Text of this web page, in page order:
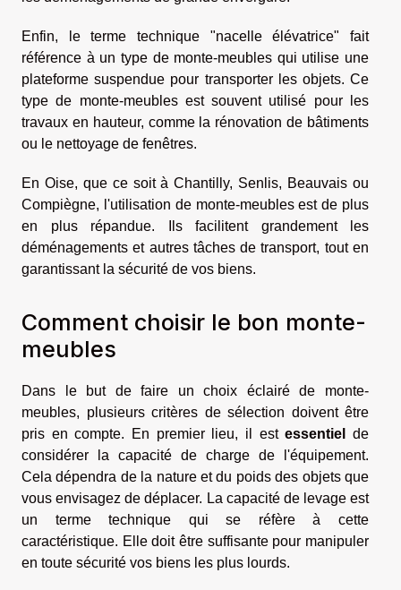
Enfin, le terme technique "nacelle élévatrice" fait
référence à un type de monte-meubles qui utilise une
plateforme suspendue pour transporter les objets. Ce
type de monte-meubles est souvent utilisé pour les
travaux en hauteur, comme la rénovation de bâtiments
ou le nettoyage de fenêtres.
En Oise, que ce soit à Chantilly, Senlis, Beauvais ou
Compiègne, l'utilisation de monte-meubles est de plus
en plus répandue. Ils facilitent grandement les
déménagements et autres tâches de transport, tout en
garantissant la sécurité de vos biens.
Comment choisir le bon monte-
meubles
Dans le but de faire un choix éclairé de monte-
meubles, plusieurs critères de sélection doivent être
pris en compte. En premier lieu, il estessentiel
de
considérer la capacité de charge de l'équipement.
Cela dépendra de la nature et du poids des objets que
vous envisagez de déplacer. La capacité de levage est
un terme technique qui se réfère à cette
caractéristique. Elle doit être suffisante pour manipuler
en toute sécurité vos biens les plus lourds.